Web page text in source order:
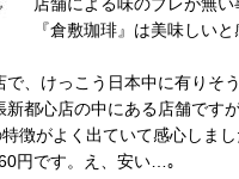
『倉敷珈琲』は美味しいと
、けっこう日本中に有りそ
都心店の中にある店舗です
徴がよく出ていて感心しまし
円です。え、安い…｡